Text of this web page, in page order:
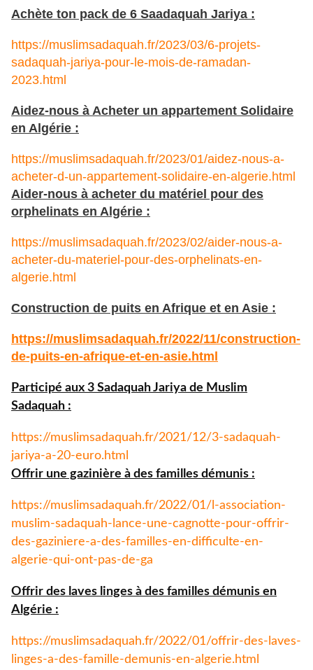
Achète ton pack de 6 Saadaquah Jariya :
https://muslimsadaquah.fr/2023/03/6-projets-
sadaquah-jariya-pour-le-mois-de-ramadan-
2023.html
Aidez-nous à Acheter un appartement Solidaire
en Algérie :
https://muslimsadaquah.fr/2023/01/aidez-nous-a-
acheter-d-un-appartement-solidaire-en-algerie.html
Aider-nous à acheter du matériel pour des
orphelinats en Algérie :
https://muslimsadaquah.fr/2023/02/aider-nous-a-
acheter-du-materiel-pour-des-orphelinats-en-
algerie.html
Construction de puits en Afrique et en Asie :
https://muslimsadaquah.fr/2022/11/construction-
de-puits-en-afrique-et-en-asie.html
Participé aux 3 Sadaquah Jariya de Muslim
Sadaquah :
https://muslimsadaquah.fr/2021/12/3-sadaquah-
jariya-a-20-euro.html
Offrir une gazinière à des familles démunis :
https://muslimsadaquah.fr/2022/01/l-association-
muslim-sadaquah-lance-une-cagnotte-pour-offrir-
des-gaziniere-a-des-familles-en-difficulte-en-
algerie-qui-ont-pas-de-ga
Offrir des laves linges à des familles démunis en
Algérie :
https://muslimsadaquah.fr/2022/01/offrir-des-laves-
linges-a-des-famille-demunis-en-algerie.html